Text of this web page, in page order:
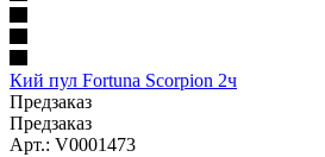
Кий пул Fortuna Scorpion 2ч
Предзаказ
Предзаказ
Арт.: V0001473